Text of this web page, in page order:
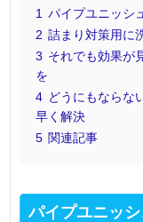
1
パイプユニッシ
2 詰まり対策用に
3 それでも効果が
を
4 どうにもならな
早く解決
5 関連記事
パイプユニッ